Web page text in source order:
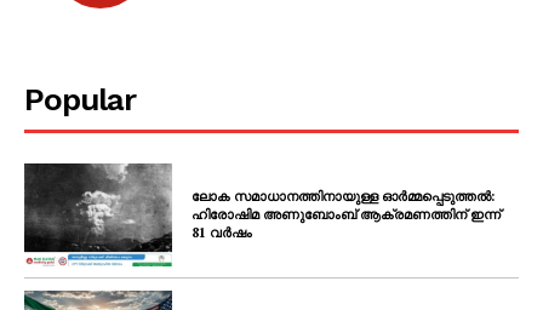
Popular
ലോക സമാധാനത്തിനായുള്ള ഓർമ്മപ്പെടുത്തൽ:
ഹിരോഷിമ അണുബോംബ് ആക്രമണത്തിന് ഇന്ന്
81 വർഷം